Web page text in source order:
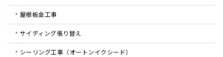
屋根板金工事
サイディング張り替え
シーリング工事（オートンイクシード）